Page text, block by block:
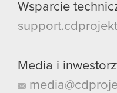
Wsparcie
Media i